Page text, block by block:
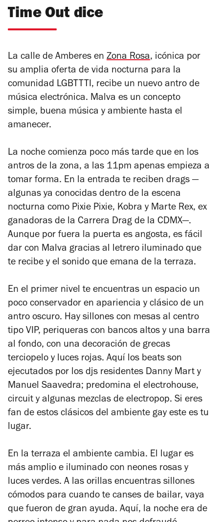
Time Out dice
La calle de Amberes en Zona Rosa, icónica por
su amplia oferta de vida nocturna para la
comunidad LGBTTTI, recibe un nuevo antro de
música electrónica. Malva es un concepto
simple, buena música y ambiente hasta el
amanecer.
La noche comienza poco más tarde que en los
antros de la zona, a las 11pm apenas empieza a
tomar forma. En la entrada te reciben drags —
algunas ya conocidas dentro de la escena
nocturna como Pixie Pixie, Kobra y Marte Rex, ex
ganadoras de la Carrera Drag de la CDMX—.
Aunque por fuera la puerta es angosta, es fácil
dar con Malva gracias al letrero iluminado que
te recibe y el sonido que emana de la terraza.
En el primer nivel te encuentras un espacio un
poco conservador en apariencia y clásico de un
antro oscuro. Hay sillones con mesas al centro
tipo VIP, periqueras con bancos altos y una barra
al fondo, con una decoración de grecas
terciopelo y luces rojas. Aquí los beats son
ejecutados por los djs residentes Danny Mart y
Manuel Saavedra; predomina el electrohouse,
circuit y algunas mezclas de electropop. Si eres
fan de estos clásicos del ambiente gay este es tu
lugar.
En la terraza el ambiente cambia. El lugar es
más amplio e iluminado con neones rosas y
luces verdes. A las orillas encuentras sillones
cómodos para cuando te canses de bailar, vaya
que fueron de gran ayuda. Aquí, la noche era de